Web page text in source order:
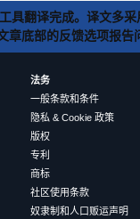
具翻译完成。译文多
底部的反馈选项报告
法务
一般条款和条件
隐私 & Cookie 政策
版权
专利
商标
社区使用条款
奴隶制和人口贩运声明